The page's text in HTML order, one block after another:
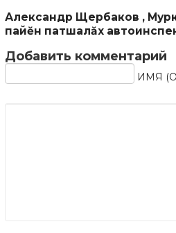
Александр Щербаков ,
пайĕн патшалăх
Добавить комментарий
ИМЯ